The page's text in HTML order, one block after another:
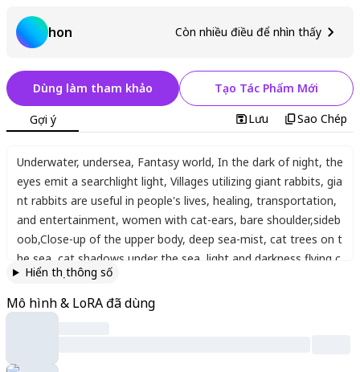
hon Còn nhiều điều để nhìn thấy
Dùng làm tham khảo Tạo Tác Phẩm Mới
Gợi ý Lưu Sao Chép
Underwater, undersea, Fantasy world, In the dark of night, the
eyes emit a searchlight light, Villages utilizing giant rabbits, gia
nt rabbits are useful in people's lives, healing, transportation,
and entertainment, women with cat-ears, bare shoulder,sideb
oob,Close-up of the upper body, deep sea-mist, cat trees on t
he sea cat shadows under the sea light and darkness flying c
arrot-cats, Artistic
tory,(fantastical and mesmerizing scenery) Watercolor:1.3
icate, Detail Masterpiece,
Hiển thị thông số
Mô hình & LoRA đã dùng